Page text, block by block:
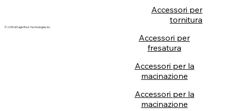
© 2035 di Eagle Rock Technologies, Inc.
Accessori per
tornitura
Accessori per
fresatura
Accessori per la
macinazione
Accessori per la
macinazione